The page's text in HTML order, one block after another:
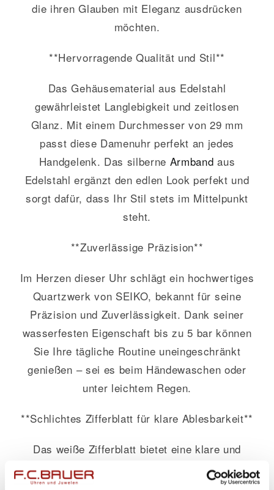
die ihren Glauben mit Eleganz ausdrücken
möchten.
**Hervorragende Qualität und Stil**
Das Gehäusematerial aus Edelstahl
gewährleistet Langlebigkeit und zeitlosen
Glanz. Mit einem Durchmesser von 29 mm
passt diese Damenuhr perfekt an jedes
Handgelenk. Das silberne Armband aus
Edelstahl ergänzt den edlen Look perfekt und
sorgt dafür, dass Ihr Stil stets im Mittelpunkt
steht.
**Zuverlässige Präzision**
Im Herzen dieser Uhr schlägt ein hochwertiges
Quartzwerk von SEIKO, bekannt für seine
Präzision und Zuverlässigkeit. Dank seiner
wasserfesten Eigenschaft bis zu 5 bar können
Sie Ihre tägliche Routine uneingeschränkt
genießen – sei es beim Händewaschen oder
unter leichtem Regen.
**Schlichtes Zifferblatt für klare Ablesbarkeit**
Das weiße Zifferblatt bietet eine klare und
übersichtliche Darstellung der Zeit. Kein
überflüssiger Schnickschnack stört das